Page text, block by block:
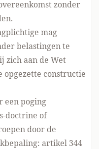
zonder
mag
belastingen te
zich aan de Wet
opgezette constructie
een poging
doctrine of
door de
artikel 344